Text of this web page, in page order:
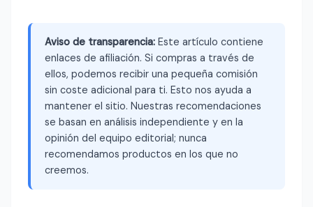
Aviso de transparencia: Este artículo contiene
enlaces de afiliación. Si compras a través de
ellos, podemos recibir una pequeña comisión
sin coste adicional para ti. Esto nos ayuda a
mantener el sitio. Nuestras recomendaciones
se basan en análisis independiente y en la
opinión del equipo editorial; nunca
recomendamos productos en los que no
creemos.